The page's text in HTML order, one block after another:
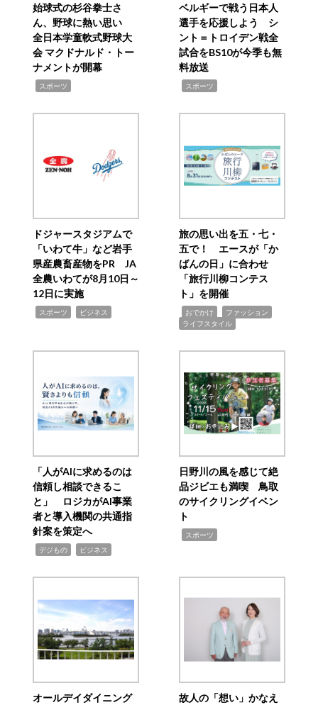
始球式の杉谷拳士さ
ん、野球に熱い思い
全日本学童軟式野球大
会 マクドナルド・トー
ナメントが開幕
スポーツ
ベルギーで戦う日本人
選手を応援しよう シ
ント＝トロイデン戦全
試合をBS10が今季も無
料放送
スポーツ
ドジャースタジアムで
「いわて牛」など岩手
県産農畜産物をPR JA
全農いわてが8月10日～
12日に実施
スポーツ ビジネス
旅の思い出を五・七・
五で！ エースが「か
ばんの日」に合わせ
「旅行川柳コンテス
ト」を開催
おでかけ ファッション
ライフスタイル
「人がAIに求めるのは
信頼し相談できるこ
と」 ロジカがAI事業
者と導入機関の共通指
針案を策定へ
デジもの ビジネス
日野川の風を感じて絶
品ジビエも満喫 鳥取
のサイクリングイベン
ト
スポーツ
オールデイダイニング
故人の「想い」かなえ